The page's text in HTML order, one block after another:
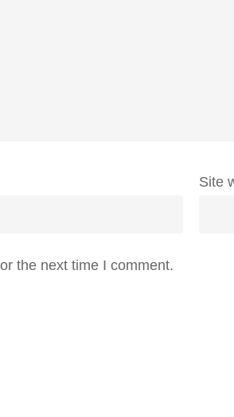
Site
the next time I comment.